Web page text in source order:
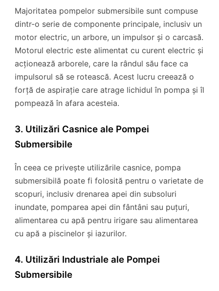
Majoritatea pompelor submersibile sunt compuse
dintr-o serie de componente principale, inclusiv un
motor electric, un arbore, un impulsor și o carcasă.
Motorul electric este alimentat cu curent electric și
acționează arborele, care la rândul său face ca
impulsorul să se rotească. Acest lucru creează o
forță de aspirație care atrage lichidul în pompa și îl
pompează în afara acesteia.
3. Utilizări Casnice ale Pompei
Submersibile
În ceea ce privește utilizările casnice, pompa
submersibilă poate fi folosită pentru o varietate de
scopuri, inclusiv drenarea apei din subsoluri
inundate, pomparea apei din fântâni sau puțuri,
alimentarea cu apă pentru irigare sau alimentarea
cu apă a piscinelor și iazurilor.
4. Utilizări Industriale ale Pompei
Submersibile